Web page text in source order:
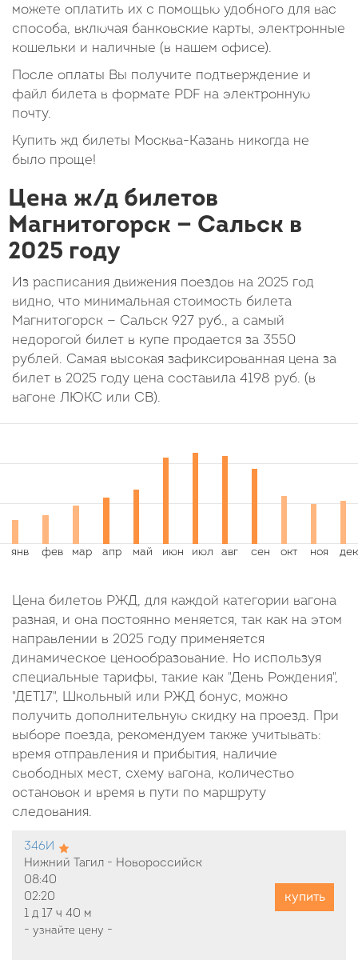
можете оплатить их с помощью удобного для вас
способа, включая банковские карты, электронные
кошельки и наличные (в нашем офисе).
После оплаты Вы получите подтверждение и
файл билета в формате PDF на электронную
почту.
Купить жд билеты Москва-Казань никогда не
было проще!
Цена ж/д билетов
Магнитогорск — Сальск в
2025 году
Из расписания движения поездов на 2025 год
видно, что минимальная стоимость билета
Магнитогорск — Сальск 927 руб., а самый
недорогой билет в купе продается за 3550
рублей. Самая высокая зафиксированная цена за
билет в 2025 году цена составила 4198 руб. (в
вагоне ЛЮКС или СВ).
Цена билетов РЖД, для каждой категории вагона
разная, и она постоянно меняется, так как на этом
направлении в 2025 году применяется
динамическое ценообразование. Но используя
специальные тарифы, такие как "День Рождения",
"ДЕТ17", Школьный или РЖД бонус, можно
получить дополнительную скидку на проезд. При
выборе поезда, рекомендуем также учитывать:
время отправления и прибытия, наличие
свободных мест, схему вагона, количество
остановок и время в пути по маршруту
следования.
346И
Нижний Тагил - Новороссийск
08:40
02:20
1 д 17 ч 40 м
- узнайте цену -
купить